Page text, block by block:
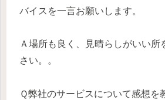
バイスを一言お願いします。
Ａ場所も良く、見晴らしがいい所
さい。。
Ｑ弊社のサービスについて感想を